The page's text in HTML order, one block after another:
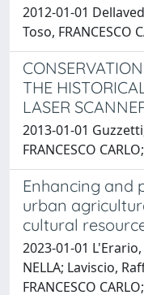
2012-01-01
Toso, FRANCESCO
THE
LASER
2013-01-01
FRANCESCO
Enhancing and
urban
cultural
2023-01-01
NELLA; Laviscio,
FRANCESCO